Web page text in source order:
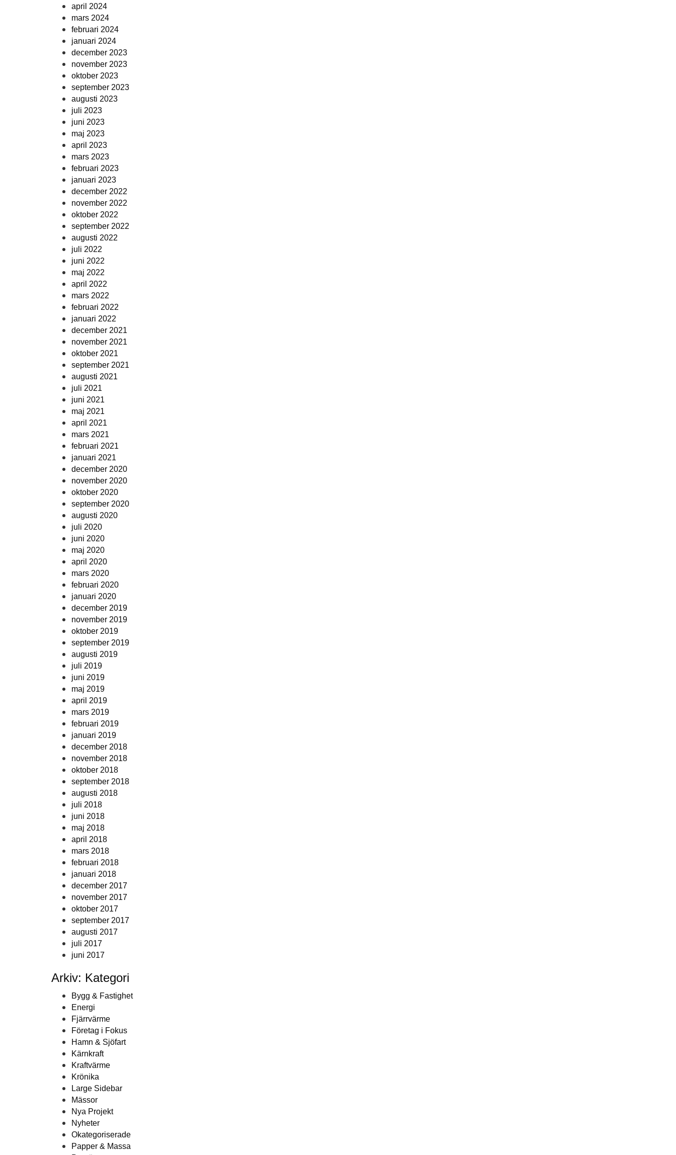
april 2024
mars 2024
februari 2024
januari 2024
december 2023
november 2023
oktober 2023
september 2023
augusti 2023
juli 2023
juni 2023
maj 2023
april 2023
mars 2023
februari 2023
januari 2023
december 2022
november 2022
oktober 2022
september 2022
augusti 2022
juli 2022
juni 2022
maj 2022
april 2022
mars 2022
februari 2022
januari 2022
december 2021
november 2021
oktober 2021
september 2021
augusti 2021
juli 2021
juni 2021
maj 2021
april 2021
mars 2021
februari 2021
januari 2021
december 2020
november 2020
oktober 2020
september 2020
augusti 2020
juli 2020
juni 2020
maj 2020
april 2020
mars 2020
februari 2020
januari 2020
december 2019
november 2019
oktober 2019
september 2019
augusti 2019
juli 2019
juni 2019
maj 2019
april 2019
mars 2019
februari 2019
januari 2019
december 2018
november 2018
oktober 2018
september 2018
augusti 2018
juli 2018
juni 2018
maj 2018
april 2018
mars 2018
februari 2018
januari 2018
december 2017
november 2017
oktober 2017
september 2017
augusti 2017
juli 2017
juni 2017
Arkiv: Kategori
Bygg & Fastighet
Energi
Fjärrvärme
Företag i Fokus
Hamn & Sjöfart
Kärnkraft
Kraftvärme
Krönika
Large Sidebar
Mässor
Nya Projekt
Nyheter
Okategoriserade
Papper & Massa